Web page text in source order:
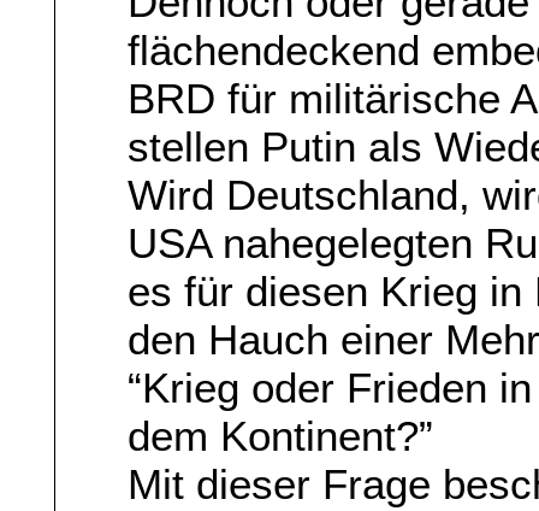
flächendeckend
BRD für militärische
stellen Putin als
Wird Deutschland,
USA nahegelegten
es für diesen Krieg
den Hauch einer
“Krieg oder Frieden
dem Kontinent?”
Mit dieser Frage